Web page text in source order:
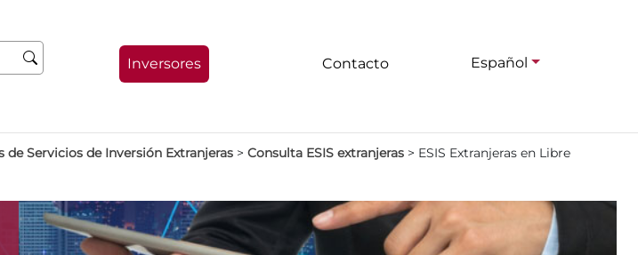
Inversores Contacto Español
de Servicios de Inversión Extranjeras > Consulta ESIS extranjeras > ESIS Extranjeras en Libre